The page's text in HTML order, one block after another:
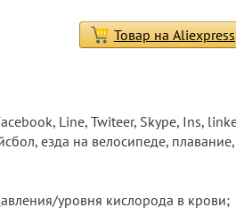
Товар на Aliexpress
Line, Twiteer, Skype, Ins,
езда на велосипеде,
уровня кислорода в крови;